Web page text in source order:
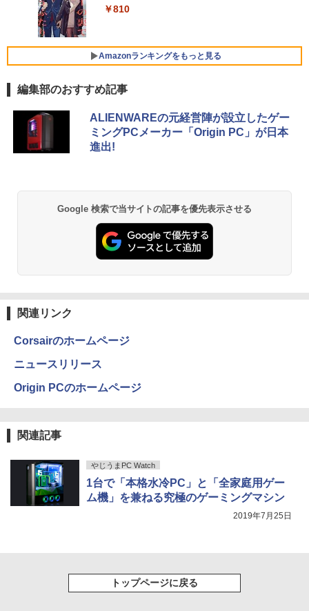
11 Pro Office搭載 日本語キーボード メ
C ピンク シルバー 最短当日出荷
超軽量 フルHD｜富士通 U939｜中古ノー
トパソコン Windows11 office付き｜Co
re i5 第8世代｜メモリ 8GB SSD 256GB
￥29,800
ディスプレイ (ブラック, 11.6)
5
【お買い物マラソ開催中！P最大31.5%還
元】5年保証/Type-C/100Hz 24インチ モ
HDR10 Adaptive Sync VESA対応 チル
ト調整可 オフィス用PCモニター フレー
ムレス Type-C/HDMIポート 高画質 FHD
フルHD 液晶モニター Minifire MF24X3C
￥792
￥3,480
￥810
Amazonランキングをもっと見る
編集部のおすすめ記事
ALIENWAREの元経営陣が設立したゲー
ミングPCメーカー「Origin PC」が日本
進出!
Google 検索で当サイトの記事を優先表示させる
関連リンク
Corsairのホームページ
ニュースリリース
Origin PCのホームページ
関連記事
やじうまPC Watch
1台で「本格水冷PC」と「全家庭用ゲー
ム機」を兼ねる究極のゲーミングマシン
2019年7月25日
トップページに戻る